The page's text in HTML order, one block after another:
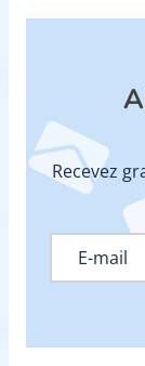
Recevez